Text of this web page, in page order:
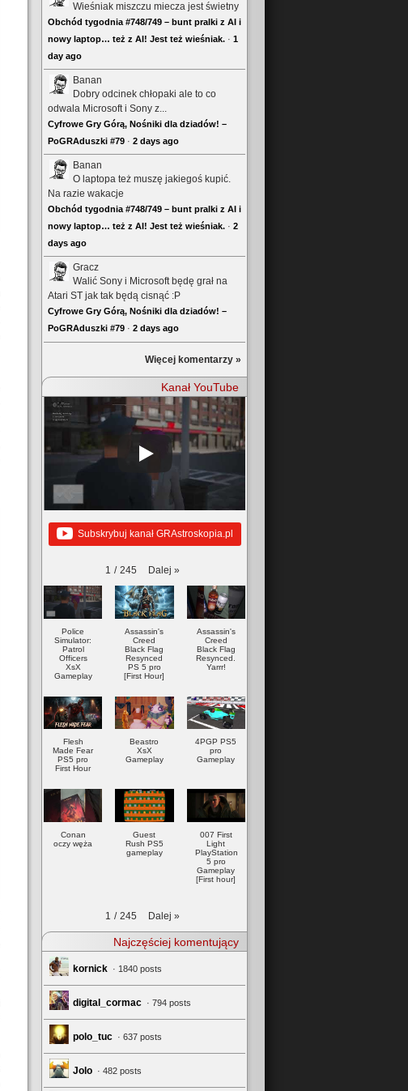
Wieśniak miszczu miecza jest świetny
Obchód tygodnia #748/749 – bunt pralki z AI i
nowy laptop… też z AI! Jest też wieśniak. · 1
day ago
Banan
Dobry odcinek chłopaki ale to co
odwala Microsoft i Sony z...
Cyfrowe Gry Górą, Nośniki dla dziadów! –
PoGRAduszki #79 · 2 days ago
Banan
O laptopa też muszę jakiegoś kupić.
Na razie wakacje
Obchód tygodnia #748/749 – bunt pralki z AI i
nowy laptop… też z AI! Jest też wieśniak. · 2
days ago
Gracz
Walić Sony i Microsoft będę grał na
Atari ST jak tak będą cisnąć :P
Cyfrowe Gry Górą, Nośniki dla dziadów! –
PoGRAduszki #79 · 2 days ago
Więcej komentarzy »
Kanał YouTube
Subskrybuj kanał GRAstroskopia.pl
1 / 245 Dalej »
Police
Simulator:
Patrol
Officers
XsX
Gameplay
Assassin's
Creed
Black Flag
Resynced
PS 5 pro
[First Hour]
Assassin's
Creed
Black Flag
Resynced.
Yarrr!
Flesh
Made Fear
PS5 pro
First Hour
Beastro
XsX
Gameplay
4PGP PS5
pro
Gameplay
Conan
oczy węża
Guest
Rush PS5
gameplay
007 First
Light
PlayStation
5 pro
Gameplay
[First hour]
1 / 245 Dalej »
Najczęściej komentujący
kornick · 1840 posts
digital_cormac · 794 posts
polo_tuc · 637 posts
Jolo · 482 posts